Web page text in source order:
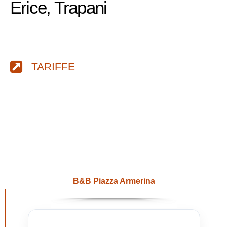
Erice, Trapani
TARIFFE
B&B Piazza Armerina